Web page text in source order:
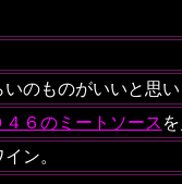
のものがいいと思い
４６のミートソース
イン。